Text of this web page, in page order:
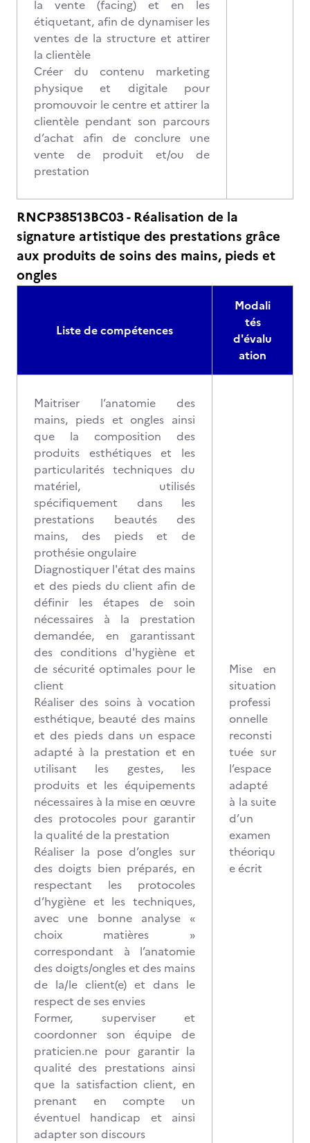
la vente (facing) et en les
étiquetant, afin de dynamiser les
ventes de la structure et attirer
la clientèle
Créer du contenu marketing
physique et digitale pour
promouvoir le centre et attirer la
clientèle pendant son parcours
d’achat afin de conclure une
vente de produit et/ou de
prestation
RNCP38513BC03 - Réalisation de la
signature artistique des prestations grâce
aux produits de soins des mains, pieds et
ongles
Liste de compétences
Modali
tés
d'évalu
ation
Maitriser l’anatomie des
mains, pieds et ongles ainsi
que la composition des
produits esthétiques et les
particularités techniques du
matériel, utilisés
spécifiquement dans les
prestations beautés des
mains, des pieds et de
prothésie ongulaire
Diagnostiquer l'état des mains
et des pieds du client afin de
définir les étapes de soin
nécessaires à la prestation
demandée, en garantissant
des conditions d'hygiène et
de sécurité optimales pour le
client
Réaliser des soins à vocation
esthétique, beauté des mains
et des pieds dans un espace
adapté à la prestation et en
utilisant les gestes, les
produits et les équipements
nécessaires à la mise en œuvre
des protocoles pour garantir
la qualité de la prestation
Réaliser la pose d’ongles sur
des doigts bien préparés, en
respectant les protocoles
d’hygiène et les techniques,
avec une bonne analyse «
choix matières »
correspondant à l’anatomie
des doigts/ongles et des mains
de la/le client(e) et dans le
respect de ses envies
Former, superviser et
coordonner son équipe de
praticien.ne pour garantir la
qualité des prestations ainsi
que la satisfaction client, en
prenant en compte un
éventuel handicap et ainsi
adapter son discours
Mise en
situation
professi
onnelle
reconsti
tuée sur
l’espace
adapté
à la suite
d’un
examen
théoriqu
e écrit